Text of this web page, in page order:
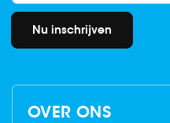
Nu inschrijven
OVER ONS